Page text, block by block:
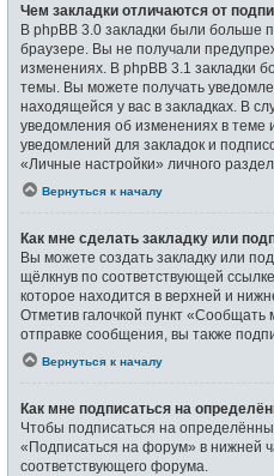
Чем закладки отличаются от
В phpBB 3.0 закладки были больше
браузере. Вы не получали
изменениях. В phpBB 3.1 закладки
темы. Вы можете получать
находящейся у вас в закладках. В
уведомления об изменениях в теме
уведомлений для закладок и
«Личные настройки» личного
Вернуться к началу
Как мне сделать закладку или
Вы можете создать закладку или
щёлкнув по соответствующей
которое находится в верхней и
Отметив галочкой пункт «Сообщать
отправке сообщения, вы также
Вернуться к началу
Как мне подписаться на
Чтобы подписаться на
«Подписаться на форум» в нижней
соответствующего форума.